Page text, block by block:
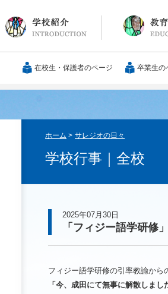
校長メッセージ
教育方針・沿革
施設紹介
交通アクセス 25歳の男づくり
カリキュラム
教科
国際交流
大学合格実績
在校生・保護者のページ 卒業生の
ホーム > サレジオの日々
学校行事｜全校
2025年07月30日
「フィジー語学研修
フィジー語学研修の引率教諭から
「今、成田にて無事に解散しまし